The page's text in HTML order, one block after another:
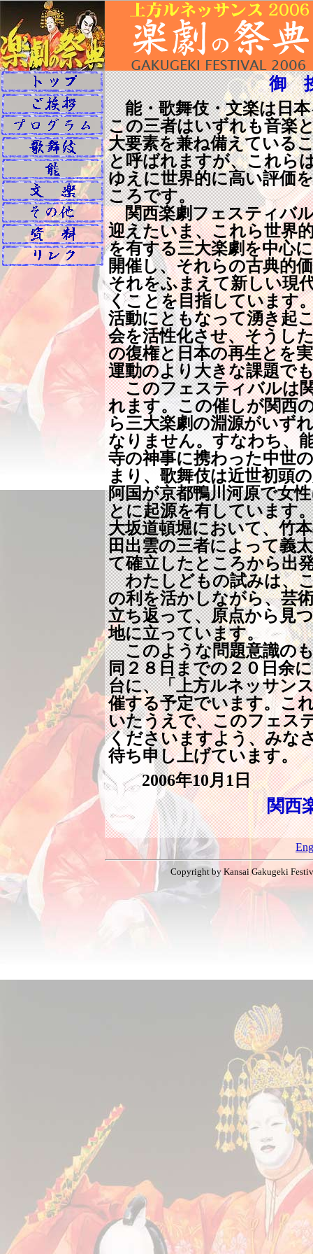
御
能・歌舞伎・文楽は日本
この三者はいずれも音楽
大要素を兼ね備えている
と呼ばれますが、これら
ゆえに世界的に高い評価
ころです。
関西楽劇フェスティバル
迎えたいま、これら世界
を有する三大楽劇を中心
開催し、それらの古典的
それをふまえて新しい現
くことを目指しています
活動にともなって湧き起
会を活性化させ、そうし
の復権と日本の再生とを
運動のより大きな課題で
このフェスティバルは
れます。この催しが関西
ら三大楽劇の淵源がいず
なりません。すなわち、
寺の神事に携わった中世
まり、歌舞伎は近世初頭
阿国が京都鴨川河原で女
とに起源を有しています
大坂道頓堀において、竹
田出雲の三者によって義
て確立したところから出
わたしどもの試みは、
の利を活かしながら、芸
立ち返って、原点から見
地に立っています。
このような問題意識のも
同２８日までの２０日余
台に、「上方ルネッサン
催する予定でいます。こ
いたうえで、このフェス
くださいますよう、みな
待ち申し上げています。
2006年10月1日
関西
Copyright by Kansai Gakugeki